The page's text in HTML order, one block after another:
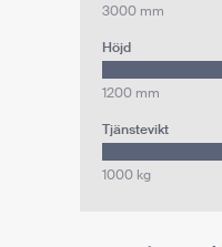
3000 mm
Höjd
1200 mm
Tjänstevikt
1000 kg